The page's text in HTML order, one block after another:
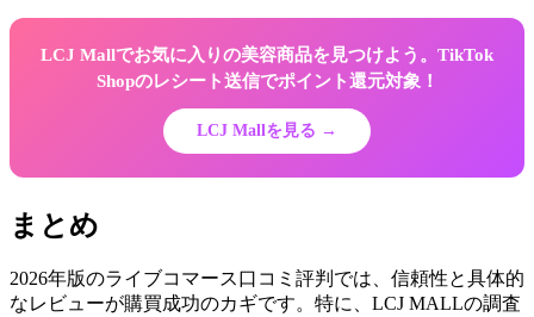
LCJ Mallでお気に入りの美容商品を見つけよう。TikTok
Shopのレシート送信でポイント還元対象！
LCJ Mallを見る →
まとめ
2026年版のライブコマース口コミ評判では、信頼性と具体的
なレビューが購買成功のカギです。特に、LCJ MALLの調査